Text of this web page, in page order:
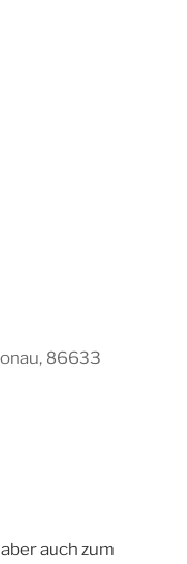
86633
auch zum